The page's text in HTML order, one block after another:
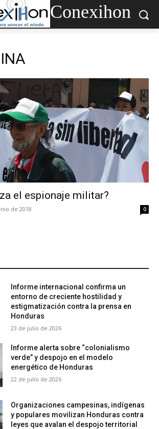
Conexihon
el espionaje militar?
de 2018 0
Informe internacional confirma un
entorno de creciente hostilidad y
estigmatización contra la prensa en
Honduras
23 de julio de 2026
Informe alerta sobre “colonialismo
verde” y despojo en el modelo
energético de Honduras
22 de julio de 2026
Organizaciones campesinas, indígenas
y populares movilizan Honduras contra
leyes que avalan el despojo territorial